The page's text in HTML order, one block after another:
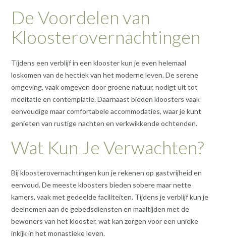
De Voordelen van
Kloosterovernachtingen
Tijdens een verblijf in een klooster kun je even helemaal
loskomen van de hectiek van het moderne leven. De serene
omgeving, vaak omgeven door groene natuur, nodigt uit tot
meditatie en contemplatie. Daarnaast bieden kloosters vaak
eenvoudige maar comfortabele accommodaties, waar je kunt
genieten van rustige nachten en verkwikkende ochtenden.
Wat Kun Je Verwachten?
Bij kloosterovernachtingen kun je rekenen op gastvrijheid en
eenvoud. De meeste kloosters bieden sobere maar nette
kamers, vaak met gedeelde faciliteiten. Tijdens je verblijf kun je
deelnemen aan de gebedsdiensten en maaltijden met de
bewoners van het klooster, wat kan zorgen voor een unieke
inkijk in het monastieke leven.